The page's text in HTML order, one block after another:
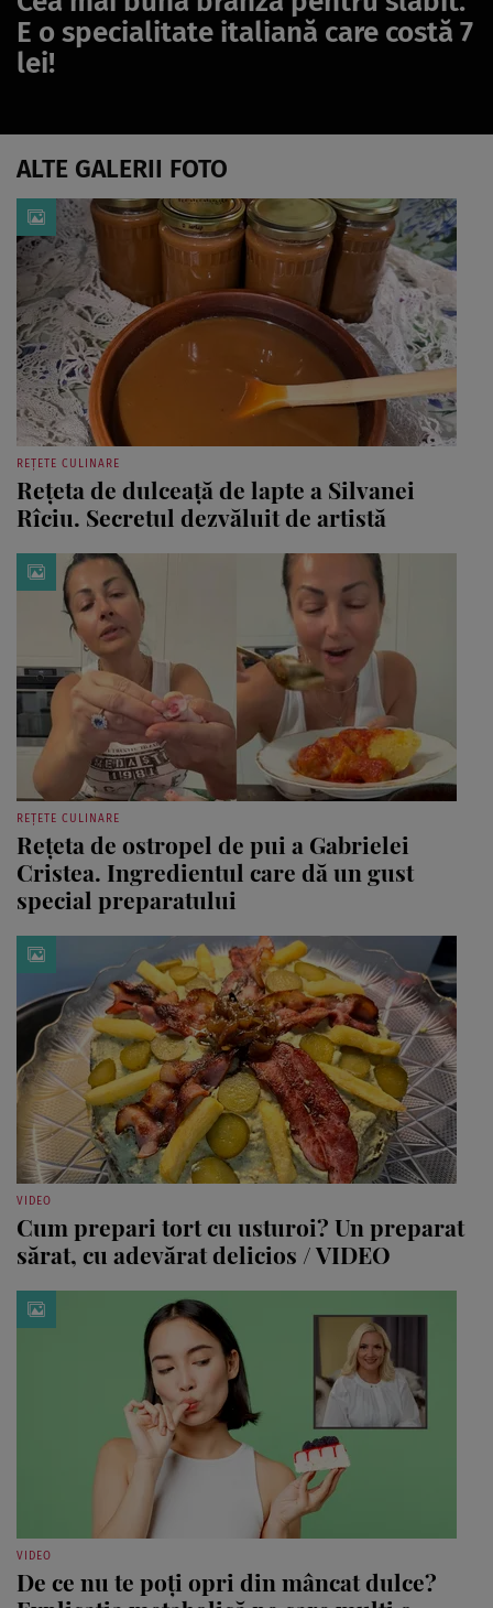
E o specialitate italiană care costă 7
lei!
ALTE GALERII FOTO
REȚETE CULINARE
Rețeta de dulceață de lapte a Silvanei
Rîciu. Secretul dezvăluit de artistă
REȚETE CULINARE
Rețeta de ostropel de pui a Gabrielei
Cristea. Ingredientul care dă un gust
special preparatului
VIDEO
Cum prepari tort cu usturoi? Un preparat
sărat, cu adevărat delicios / VIDEO
VIDEO
De ce nu te poți opri din mâncat dulce?